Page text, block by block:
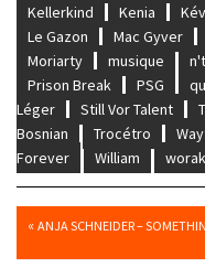
Kellerkind
Kenia
Le Gazon
Mac Gyver
Moriarty
musique
Prison Break
PSG
Léger
Still Vor Talent
Bosnian
Trocétro
Forever
William
« ANJA SCHNEIDER –